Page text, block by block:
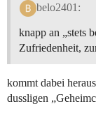
belo2401:
knapp an „stets
Zufriedenheit,
kommt dabei
dussligen